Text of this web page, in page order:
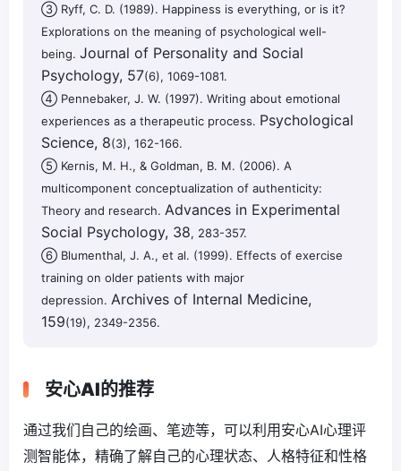
③ Ryff, C. D. (1989). Happiness is everything, or is it?
Explorations on the meaning of psychological well-
being. Journal of Personality and Social
Psychology, 57(6), 1069-1081.
④ Pennebaker, J. W. (1997). Writing about emotional
experiences as a therapeutic process. Psychological
Science, 8(3), 162-166.
⑤ Kernis, M. H., & Goldman, B. M. (2006). A
multicomponent conceptualization of authenticity:
Theory and research. Advances in Experimental
Social Psychology, 38, 283-357.
⑥ Blumenthal, J. A., et al. (1999). Effects of exercise
training on older patients with major
depression. Archives of Internal Medicine,
159(19), 2349-2356.
安心AI的推荐
通过我们自己的绘画、笔迹等，可以利用安心AI心理评
测智能体，精确了解自己的心理状态、人格特征和性格